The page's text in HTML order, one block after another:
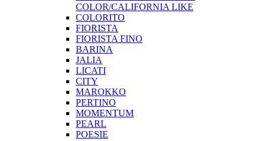
COLOR/CALIFORNIA LIKE
COLORITO
FIORISTA
FIORISTA FINO
BARINA
JALIA
LICATI
CITY
MAROKKO
PERTINO
MOMENTUM
PEARL
POESIE